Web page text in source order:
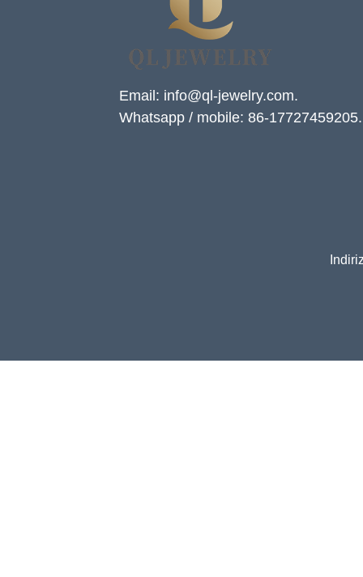
Email: info@ql-jewelry.com.
Whatsapp / mobile: 86-17727459205.